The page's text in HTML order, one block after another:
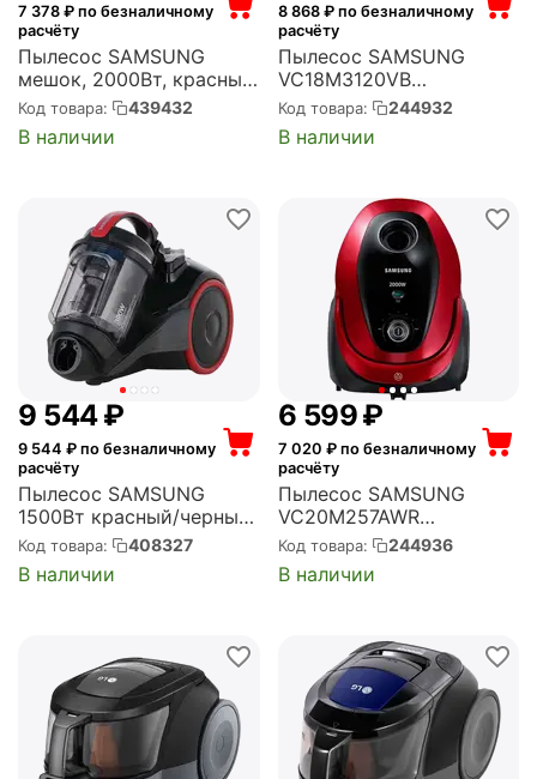
7 378 ₽ по безналичному
расчёту
Пылесос SAMSUNG
мешок, 2000Вт, красный
(VC20M253AWR/EV)
Код товара: 439432
В наличии
8 868₽ по безналичному
расчёту
Пылесос SAMSUNG
VC18M3120VB
(VC18M3120VB/EV)
Код товара: 244932
В наличии
9 544₽
9 544 ₽ по безналичному
расчёту
Пылесос SAMSUNG
1500Вт красный/черный
(VC15K4116VR/EV)
Код товара: 408327
В наличии
6 599₽
7 020 ₽ по безналичному
расчёту
Пылесос SAMSUNG
VC20M257AWR
(VC20M257AWR/EV)
Код товара: 244936
В наличии